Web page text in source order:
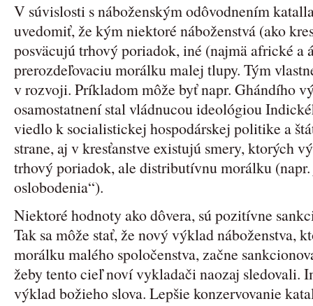
V súvislosti s náboženským odôvodnením
uvedomiť, že kým niektoré náboženstvá (ako
posväcujú trhový poriadok, iné (najmä africké a
prerozdeľovaciu morálku malej tlupy. Tým
v rozvoji. Príkladom môže byť napr. Ghándího
osamostatnení stal vládnucou ideológiou
viedlo k socialistickej hospodárskej politike a
strane, aj v kresťanstve existujú smery, ktorých
trhový poriadok, ale distributívnu morálku
oslobodenia“).
Niektoré hodnoty ako dôvera, sú pozitívne
Tak sa môže stať, že nový výklad náboženstva,
morálku malého spoločenstva, začne
žeby tento cieľ noví vykladači naozaj sledovali.
výklad božieho slova. Lepšie konzervovanie